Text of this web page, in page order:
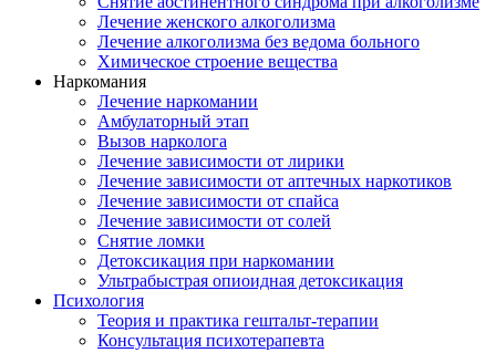
Лечение женского алкоголизма
Лечение алкоголизма без ведома больного
Химическое строение вещества
Наркомания
Лечение наркомании
Амбулаторный этап
Вызов нарколога
Лечение зависимости от лирики
Лечение зависимости от аптечных наркотиков
Лечение зависимости от спайса
Лечение зависимости от солей
Снятие ломки
Детоксикация при наркомании
Ультрабыстрая опиоидная детоксикация
Психология
Теория и практика гештальт-терапии
Консультация психотерапевта